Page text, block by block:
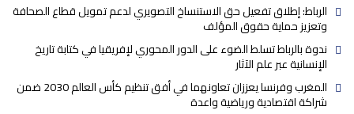
الرباط: إطلاق تفعيل حق الاستنساخ التصويري لدعم تمويل قطاع الصحافة
وتعزيز حماية حقوق المؤلف
ندوة بالرباط تسلط الضوء على الدور المحوري لإفريقيا في كتابة تاريخ
الإنسانية عبر علم الآثار
المغرب وفرنسا يعززان تعاونهما في أفق تنظيم كأس العالم 2030 ضمن
شراكة اقتصادية ورياضية واعدة